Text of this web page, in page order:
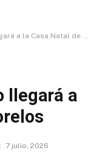
la Casa Natal de Morelos
llegará a
7 julio, 2026